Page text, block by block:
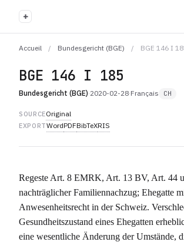
+
Accueil / Bundesgericht (BGE) / BGE 146 I
BGE 146 I 185
Bundesgericht (BGE)·2020-02-28·Français CH
SOURCEOriginal
EXPORTWordPDFBibTeXRIS
Regeste Art. 8 EMRK, Art. 13 BV, Art. 44
nachträglicher Familiennachzug; Ehegatte
Anwesenheitsrecht in der Schweiz.
Gesundheitszustand eines Ehegatten
eine wesentliche Änderung der Umstände,